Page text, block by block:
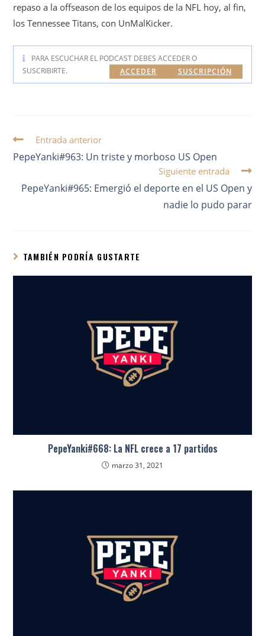
repaso a la offseason de los equipos de la NFL hoy, al fin,
los Tennessee Titans, con UnMalKicker.
PARA ESCUCHAR EL PODCAST DEBES ACCEDER O
SUSCRIBIRTE.
SUSCRIPCIÓN
ACCEDER
Entrada anterior
PepeYanki#963: Un triste y morboso US Open
Siguiente entrada
PepeYanki#965: Emergió el deporte en el US Open y
nadie lo pudo parar
TAMBIÉN PODRÍA GUSTARTE
PepeYanki#668: La NFL crece a 17 partidos
marzo 31, 2021